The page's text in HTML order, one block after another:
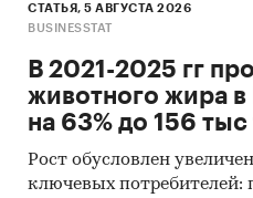
СТАТЬЯ, 5 АВГУСТА 2026
BUSINESSTAT
В 2021-2025 гг
животного жира
на 63% до 156 тыс
Рост обусловлен
ключевых потребителей: